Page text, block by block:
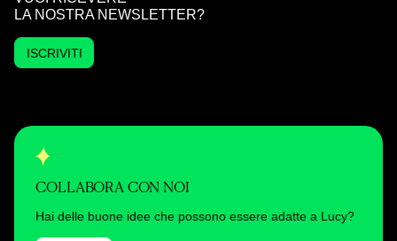
LA NOSTRA NEWSLETTER?
ISCRIVITI
COLLABORA CON NOI
Hai delle buone idee che possono essere adatte a Lucy?